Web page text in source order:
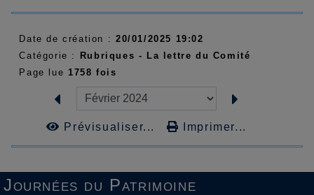
Journées du Patrimoine
Date de création : 20/01/2025 19:02
Catégorie :
Rubriques - La lettre du Comité
Page lue 1758 fois
Prévisualiser... Imprimer...